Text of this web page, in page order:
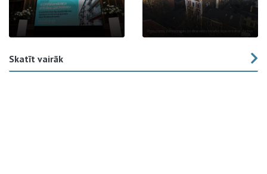
Skatīt vairāk